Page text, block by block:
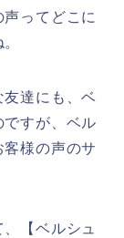
ってどこに
達にも、ベ
ですが、ベル
様の声のサ
【ベルシュ